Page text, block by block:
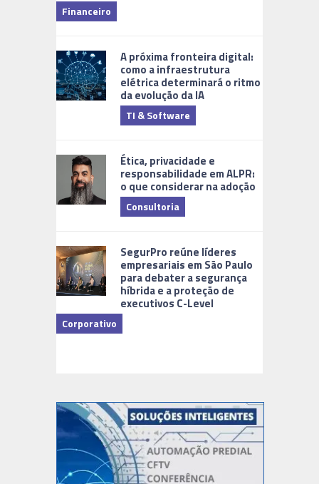
Financeiro
A próxima fronteira digital:
como a infraestrutura
elétrica determinará o ritmo
da evolução da IA
TI & Software
Ética, privacidade e
responsabilidade em ALPR:
o que considerar na adoção
Consultoria
SegurPro reúne líderes
empresariais em São Paulo
para debater a segurança
híbrida e a proteção de
executivos C-Level
Corporativo